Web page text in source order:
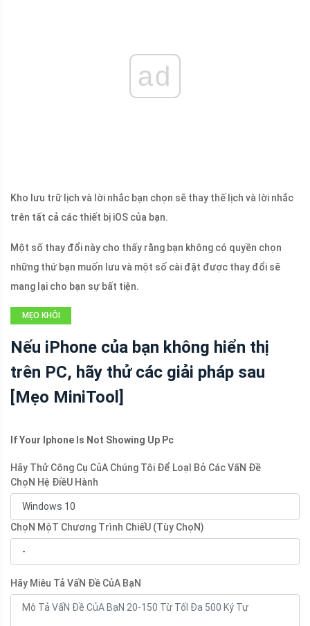
ad
Kho lưu trữ lịch và lời nhắc bạn chọn sẽ thay thế lịch và lời nhắc
trên tất cả các thiết bị iOS của bạn.
Một số thay đổi này cho thấy rằng bạn không có quyền chọn
những thứ bạn muốn lưu và một số cài đặt được thay đổi sẽ
mang lại cho bạn sự bất tiện.
MẸO KHÔI
Nếu iPhone của bạn không hiển thị
trên PC, hãy thử các giải pháp sau
[Mẹo MiniTool]
If Your Iphone Is Not Showing Up Pc
Hãy Thử Công Cụ CủA Chúng Tôi Để LoạI Bỏ Các VấN Đề
ChọN Hệ ĐiềU Hành
ChọN MộT Chương Trình ChiếU (Tùy ChọN)
Hãy Miêu Tả VấN Đề CủA BạN